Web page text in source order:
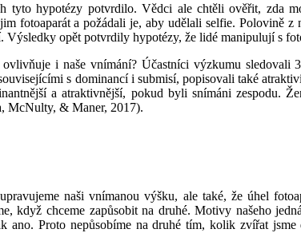
tyto hypotézy potvrdilo. Vědci ale chtěli ověřit, zda
fotoaparát a požádali je, aby udělali selfie. Polovině
Výsledky opět potvrdily hypotézy, že lidé manipulují s
ovlivňuje i naše vnímání? Účastníci výzkumu sledovali
s dominancíi submisí, popisovalitaké
aatraktivnější, pokud byli snímáni zespodu.
McNulty, & Maner, 2017).
naši vnímanou výšku, ale také, žeúhel
,když chceme zapůsobit na druhé.Motivy našeho
ano. Proto nepůsobíme na druhé tím, kolik zvířat